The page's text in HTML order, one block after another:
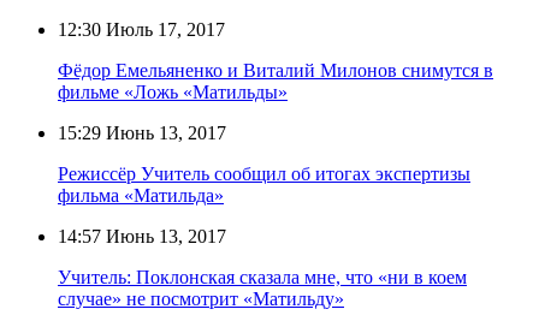
12:30 Июль 17, 2017
Фёдор Емельяненко и Виталий Милонов снимутся в
фильме «Ложь «Матильды»
15:29 Июнь 13, 2017
Режиссёр Учитель сообщил об итогах экспертизы
фильма «Матильда»
14:57 Июнь 13, 2017
Учитель: Поклонская сказала мне, что «ни в коем
случае» не посмотрит «Матильду»